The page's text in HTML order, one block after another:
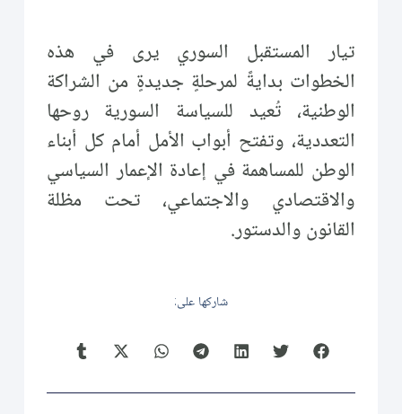
تيار المستقبل السوري يرى في هذه
الخطوات بدايةً لمرحلةٍ جديدةٍ من الشراكة
الوطنية، تُعيد للسياسة السورية روحها
التعددية، وتفتح أبواب الأمل أمام كل أبناء
الوطن للمساهمة في إعادة الإعمار السياسي
والاقتصادي والاجتماعي، تحت مظلة
القانون والدستور.
شاركها على: